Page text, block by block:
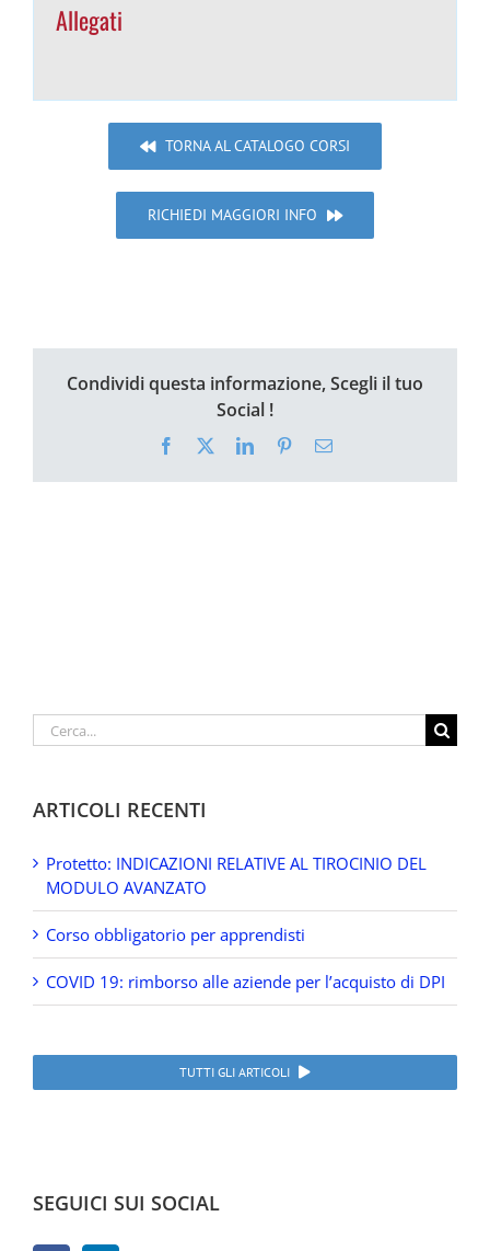
Allegati
TORNA AL CATALOGO CORSI
RICHIEDI MAGGIORI INFO
Condividi questa informazione, Scegli il tuo
Social !
Facebook LinkedInPinterestEmail
Cerca
per:
ARTICOLI RECENTI
Protetto: INDICAZIONI RELATIVE AL TIROCINIO DEL
MODULO AVANZATO
Corso obbligatorio per apprendisti
COVID 19: rimborso alle aziende per l’acquisto di DPI
TUTTI GLI ARTICOLI
SEGUICI SUI SOCIAL